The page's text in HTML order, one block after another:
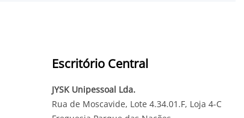
Escritório Central
JYSK Unipessoal Lda.
Rua de Moscavide, Lote 4.34.01.F, Loja 4-C